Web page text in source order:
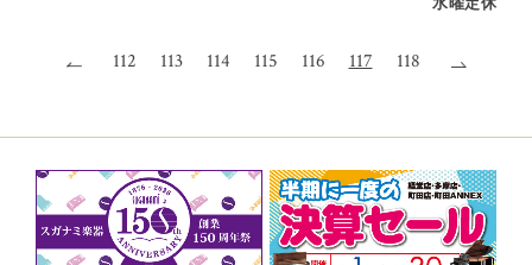
112 113 114 115 116 117 118